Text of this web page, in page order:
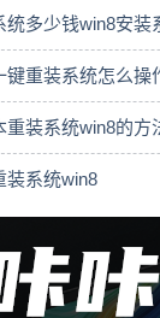
统多少钱win8安装
键重装系统怎么操
重装系统win8的方
装系统win8